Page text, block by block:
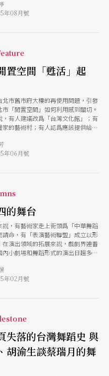
年08月號
置空間「甦活」起
北市舊市府大樓的再使用問題，引發
市「閒置空間」如何利用感到關切。
，有人建議改爲「台灣文化館」；有
家的藝術村；有人認爲應該提供給場
衆說如何紛紜，「市民空間」意識
實。究竟台北市的「閒置空間」該
年06月號
的舞台
說，有藝術家走上街頭爲「中華舞蹈
請命，有「表演藝術聯盟」成立以形
在演出領域的拓展來說，戲劇界連番
內小劇場和舞蹈形式的演出日趨多元
房統計上所能歸納出的「未必不景
奮。
年02月號
失落的台灣舞蹈史 與
胡渝生談蔡瑞月的舞